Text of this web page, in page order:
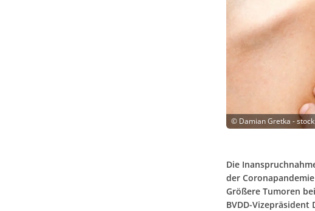
© Damian Gretka -
Die
der
Größere Tumoren
BVDD-